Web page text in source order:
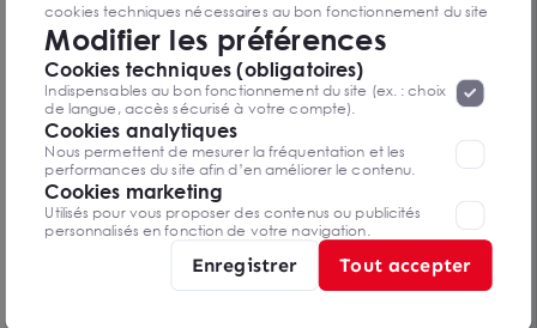
Opportunité Programme Neuf Fleury Sur Orne - A
cookies techniques nécessaires au bon fonctionnement du site
seront déposés. Pour plus d’informations, vous pouvez consulter
la page«Protection des données à caractère
personnel ».Lorsque vous naviguez sur notre site internet, il
peut être amenée à déposer des cookies. Vous avez la
possibilité de désactiver les cookies, ces réglages ne seront
valables que sur le navigateur que vous utilisez actuellement
Modifier les préférences
Cookies techniques (obligatoires)
Indispensables au bon fonctionnement du site (ex. : choix
de langue, accès sécurisé à votre compte).
Cookies analytiques
Nous permettent de mesurer la fréquentation et les
performances du site afin d’en améliorer le contenu.
Cookies marketing
Utilisés pour vous proposer des contenus ou publicités
personnalisés en fonction de votre navigation.
Enregistrer Tout accepter